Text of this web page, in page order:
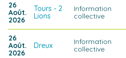
26
Août.
2026
Tours - 2
Lions
Information
collective
26
Août.
2026
Dreux
Information
collective